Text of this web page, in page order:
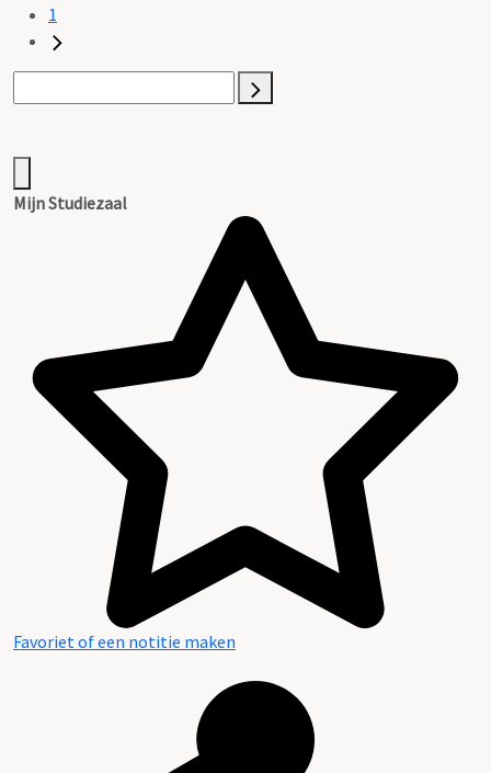
1
Mijn Studiezaal
Favoriet of een notitie maken